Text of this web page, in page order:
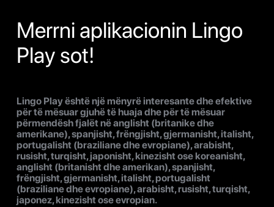
Merrni aplikacionin Lingo
Play sot!
Lingo Play është një mënyrë interesante dhe efektive
për të mësuar gjuhë të huaja dhe për të mësuar
përmendësh fjalët në anglisht (britanike dhe
amerikane), spanjisht, frëngjisht, gjermanisht, italisht,
portugalisht (braziliane dhe evropiane), arabisht,
rusisht, turqisht, japonisht, kinezisht ose koreanisht,
anglisht (britanisht dhe amerikan), spanjisht,
frëngjisht, gjermanisht, italisht, portugalisht
(braziliane dhe evropiane), arabisht, rusisht, turqisht,
japonez, kinezisht ose evropian.